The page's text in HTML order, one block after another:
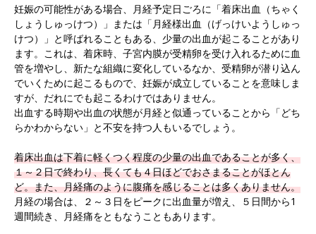
妊娠の可能性がある場合、月経予定日ごろに「着床出血（ちゃく
しょうしゅっけつ）」または「月経様出血（げっけいようしゅっ
けつ）」と呼ばれることもある、少量の出血が起こることがあり
ます。これは、着床時、子宮内膜が受精卵を受け入れるために血
管を増やし、新たな組織に変化しているなか、受精卵が潜り込ん
でいくために起こるもので、妊娠が成立していることを意味しま
すが、だれにでも起こるわけではありません。
出血する時期や出血の状態が月経と似通っていることから「どち
らかわからない」と不安を持つ人もいるでしょう。
着床出血は下着に軽くつく程度の少量の出血であることが多く、
１～２日で終わり、長くても４日ほどでおさまることがほとん
ど。また、月経痛のように腹痛を感じることは多くありません。
月経の場合は、２～３日をピークに出血量が増え、５日間から1
週間続き、月経痛をともなうこともあります。